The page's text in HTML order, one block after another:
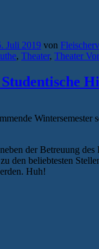
Juli 2019 von
, Theater, Theater
der Betreuung
den beliebtesten
Huh!